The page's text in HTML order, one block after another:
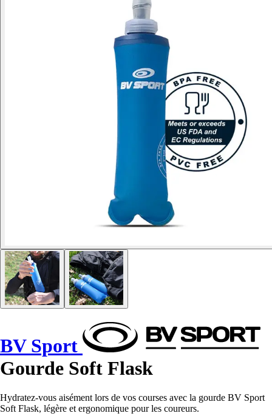
BV Sport
Gourde Soft Flask
Hydratez-vous aisément lors de vos courses avec la gourde BV Sport
Soft Flask, légère et ergonomique pour les coureurs.